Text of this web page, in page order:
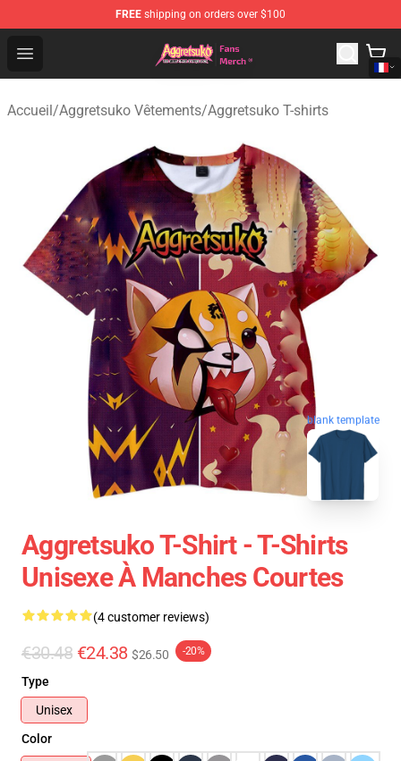
FREE shipping on orders over $100
Open menu
Aggretsuko Store - Official Aggretsuko Merchandise
Accueil/Aggretsuko Vêtements/Aggretsuko T-shirts
blank template
Aggretsuko T-Shirt - T-Shirts
Unisexe À Manches Courtes
(4 customer reviews)
€30.48 €24.38 $26.50 -20%
Type
Unisex
Color